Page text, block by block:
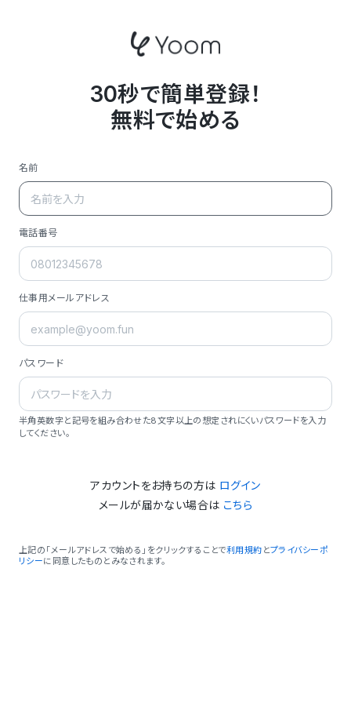
30秒で簡単登録！
無料で始める
名前
電話番号
仕事用メールアドレス
パスワード
半角英数字と記号を組み合わせた8文字以上の想定されにくいパスワードを入力
してください。
アカウントをお持ちの方は ログイン
メールが届かない場合は こちら
上記の「メールアドレスで始める」をクリックすることで利用規約 とプライバシーポ
リシーに同意したものとみなされます。